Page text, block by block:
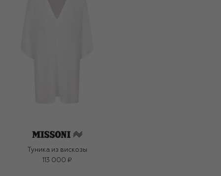
Туника из вискозы
113 000 ₽